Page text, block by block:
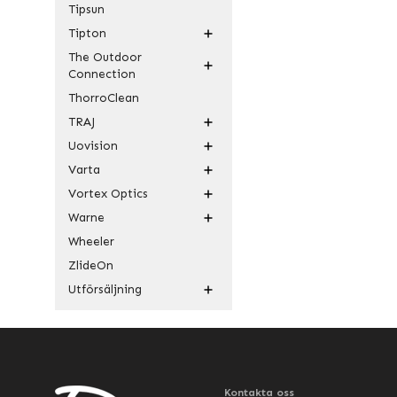
Tipsun
Tipton
The Outdoor
Connection
ThorroClean
TRAJ
Uovision
Varta
Vortex Optics
Warne
Wheeler
ZlideOn
Utförsäljning
Kontakta oss